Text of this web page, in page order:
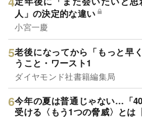
人」の決定的な違い
小宮一慶
老後になってから「もっと早
うこと・ワースト1
ダイヤモンド社書籍編集局
今年の夏は普通じゃない…「
受ける〈もう1つの脅威〉とは